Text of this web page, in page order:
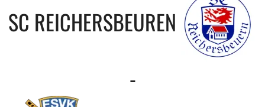
SC REICHERSBEUREN
-